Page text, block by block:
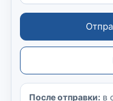
После отправки: в